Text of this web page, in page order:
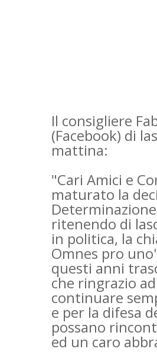
Il consigliere
(Facebook) di
mattina:
"Cari Amici e
maturato la
ritenendo di
in politica, la
Omnes pro
questi anni
che ringrazio
continuare
e per la difesa
possano
ed un caro